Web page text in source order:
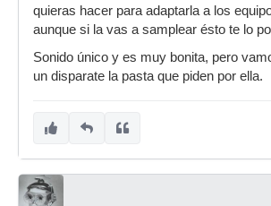
quieras hacer para adaptarla a los
aunque si la vas a samplear ésto te lo
Sonido único y es muy bonita, pero
un disparate la pasta que piden por ella.